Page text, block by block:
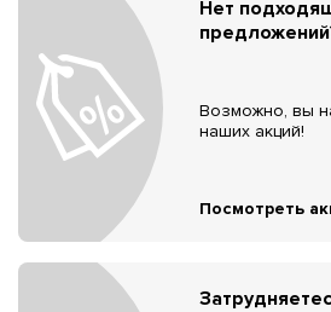
Нет
Возможно, вы
наших акций!
Посмотреть